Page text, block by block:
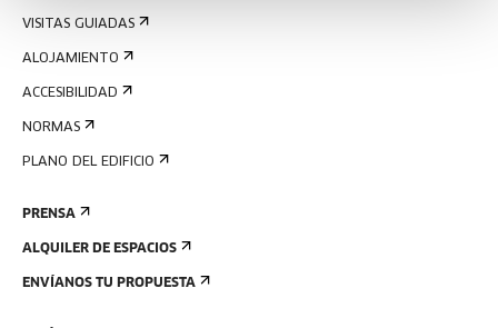
VISITAS GUIADAS
ALOJAMIENTO
ACCESIBILIDAD
NORMAS
PLANO DEL EDIFICIO
PRENSA
ALQUILER DE ESPACIOS
ENVÍANOS TU PROPUESTA